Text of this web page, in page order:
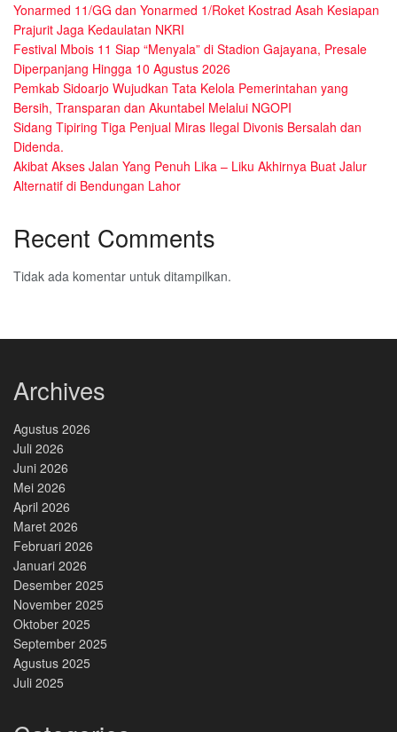
Yonarmed 11/GG dan Yonarmed 1/Roket Kostrad Asah Kesiapan
Prajurit Jaga Kedaulatan NKRI
Festival Mbois 11 Siap “Menyala” di Stadion Gajayana, Presale
Diperpanjang Hingga 10 Agustus 2026
Pemkab Sidoarjo Wujudkan Tata Kelola Pemerintahan yang
Bersih, Transparan dan Akuntabel Melalui NGOPI
Sidang Tipiring Tiga Penjual Miras Ilegal Divonis Bersalah dan
Didenda.
Akibat Akses Jalan Yang Penuh Lika – Liku Akhirnya Buat Jalur
Alternatif di Bendungan Lahor
Recent Comments
Tidak ada komentar untuk ditampilkan.
Archives
Agustus 2026
Juli 2026
Juni 2026
Mei 2026
April 2026
Maret 2026
Februari 2026
Januari 2026
Desember 2025
November 2025
Oktober 2025
September 2025
Agustus 2025
Juli 2025